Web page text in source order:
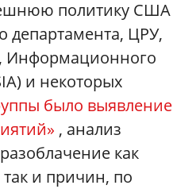
политику США
департамента, ЦРУ,
Информационного
и некоторых
было выявление
, анализ
как
и причин, по